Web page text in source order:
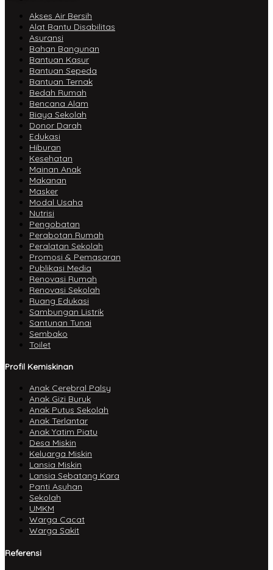
Akses Air Bersih
Alat Bantu Disabilitas
Asuransi
Bahan Bangunan
Bantuan Kasur
Bantuan Sepeda
Bantuan Ternak
Bedah Rumah
Bencana Alam
Biaya Sekolah
Donor Darah
Edukasi
Hiburan
Kesehatan
Mainan Anak
Makanan
Masker
Modal Usaha
Nutrisi
Pengobatan
Perabotan Rumah
Peralatan Sekolah
Promosi & Pemasaran
Publikasi Media
Renovasi Rumah
Renovasi Sekolah
Ruang Edukasi
Sambungan Listrik
Santunan Tunai
Sembako
Toilet
Profil Kemiskinan
Anak Cerebral Palsy
Anak Gizi Buruk
Anak Putus Sekolah
Anak Terlantar
Anak Yatim Piatu
Desa Miskin
Keluarga Miskin
Lansia Miskin
Lansia Sebatang Kara
Panti Asuhan
Sekolah
UMKM
Warga Cacat
Warga Sakit
Referensi